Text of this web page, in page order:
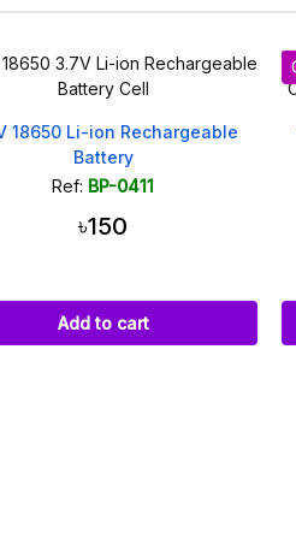
1A Li-Ion Battery Charger
Module Type C
Ref: BP-0400
৳40 ৳30
Add to cart